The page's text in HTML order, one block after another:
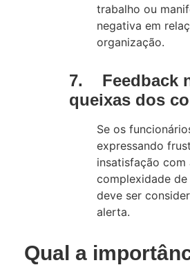
trabalho ou
negativa em
organização.
7. Feedback
queixas dos
Se os
expressando
insatisfação com
complexidade de
deve ser
alerta.
Qual a